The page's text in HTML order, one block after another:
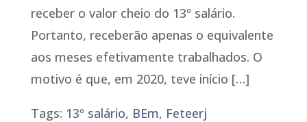
receber o valor cheio do 13º salário.
Portanto, receberão apenas o equivalente
aos meses efetivamente trabalhados. O
motivo é que, em 2020, teve início […]
Tags: 13º salário, BEm, Feteerj